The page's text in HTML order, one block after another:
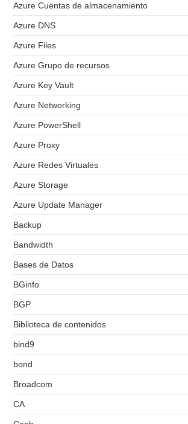
Azure Cuentas de almacenamiento
Azure DNS
Azure Files
Azure Grupo de recursos
Azure Key Vault
Azure Networking
Azure PowerShell
Azure Proxy
Azure Redes Virtuales
Azure Storage
Azure Update Manager
Backup
Bandwidth
Bases de Datos
BGinfo
BGP
Biblioteca de contenidos
bind9
bond
Broadcom
CA